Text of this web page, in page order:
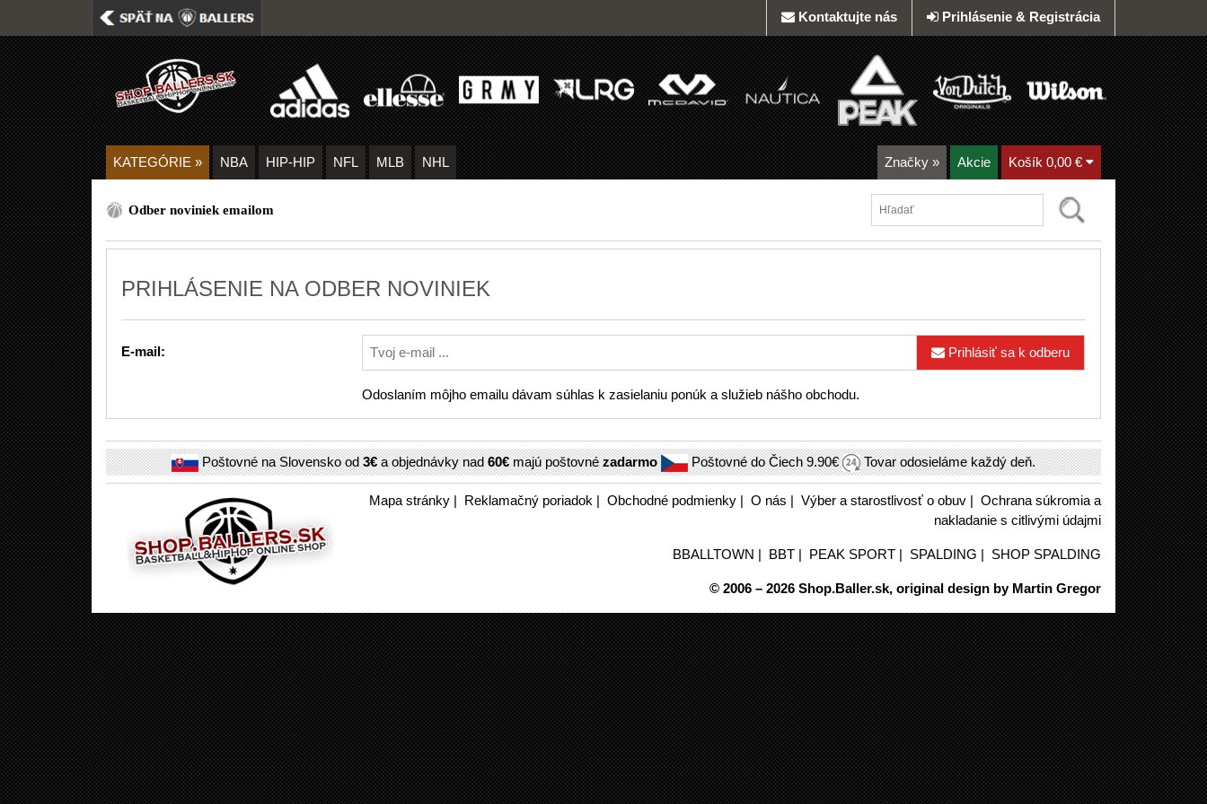
Prihlásenie & Registrácia
Kontaktujte nás
KATEGÓRIE » NBA HIP-HIP NFL MLB NHL Značky » Akcie Košík 0,00 €
Odber noviniek emailom
PRIHLÁSENIE NA ODBER NOVINIEK
E-mail: Prihlásiť sa k odberu
Odoslaním môjho emailu dávam súhlas k zasielaniu ponúk a služieb nášho obchodu.
Poštovné na Slovensko od3€a objednávky nad60€majú poštovnézadarmo Poštovné do Čiech9.90€ Tovar odosieláme každý deň.
Mapa stránky| Reklamačný poriadok | Obchodné podmienky| O nás | Výber a starostlivosť o obuv| Ochrana súkromia a
nakladanie s citlivými údajmi
BBALLTOWN | BBT| PEAK SPORT| SPALDING | SHOP SPALDING
© 2006 – 2026 Shop.Baller.sk, original design by Martin Gregor